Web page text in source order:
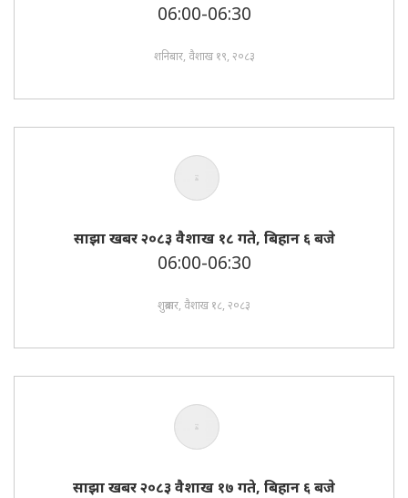
06:00-06:30
शनिबार, वैशाख १९, २०८३
साझा खबर २०८३ वैशाख १८ गते, बिहान ६ बजे
06:00-06:30
शुक्रबार, वैशाख १८, २०८३
साझा खबर २०८३ वैशाख १७ गते, बिहान ६ बजे